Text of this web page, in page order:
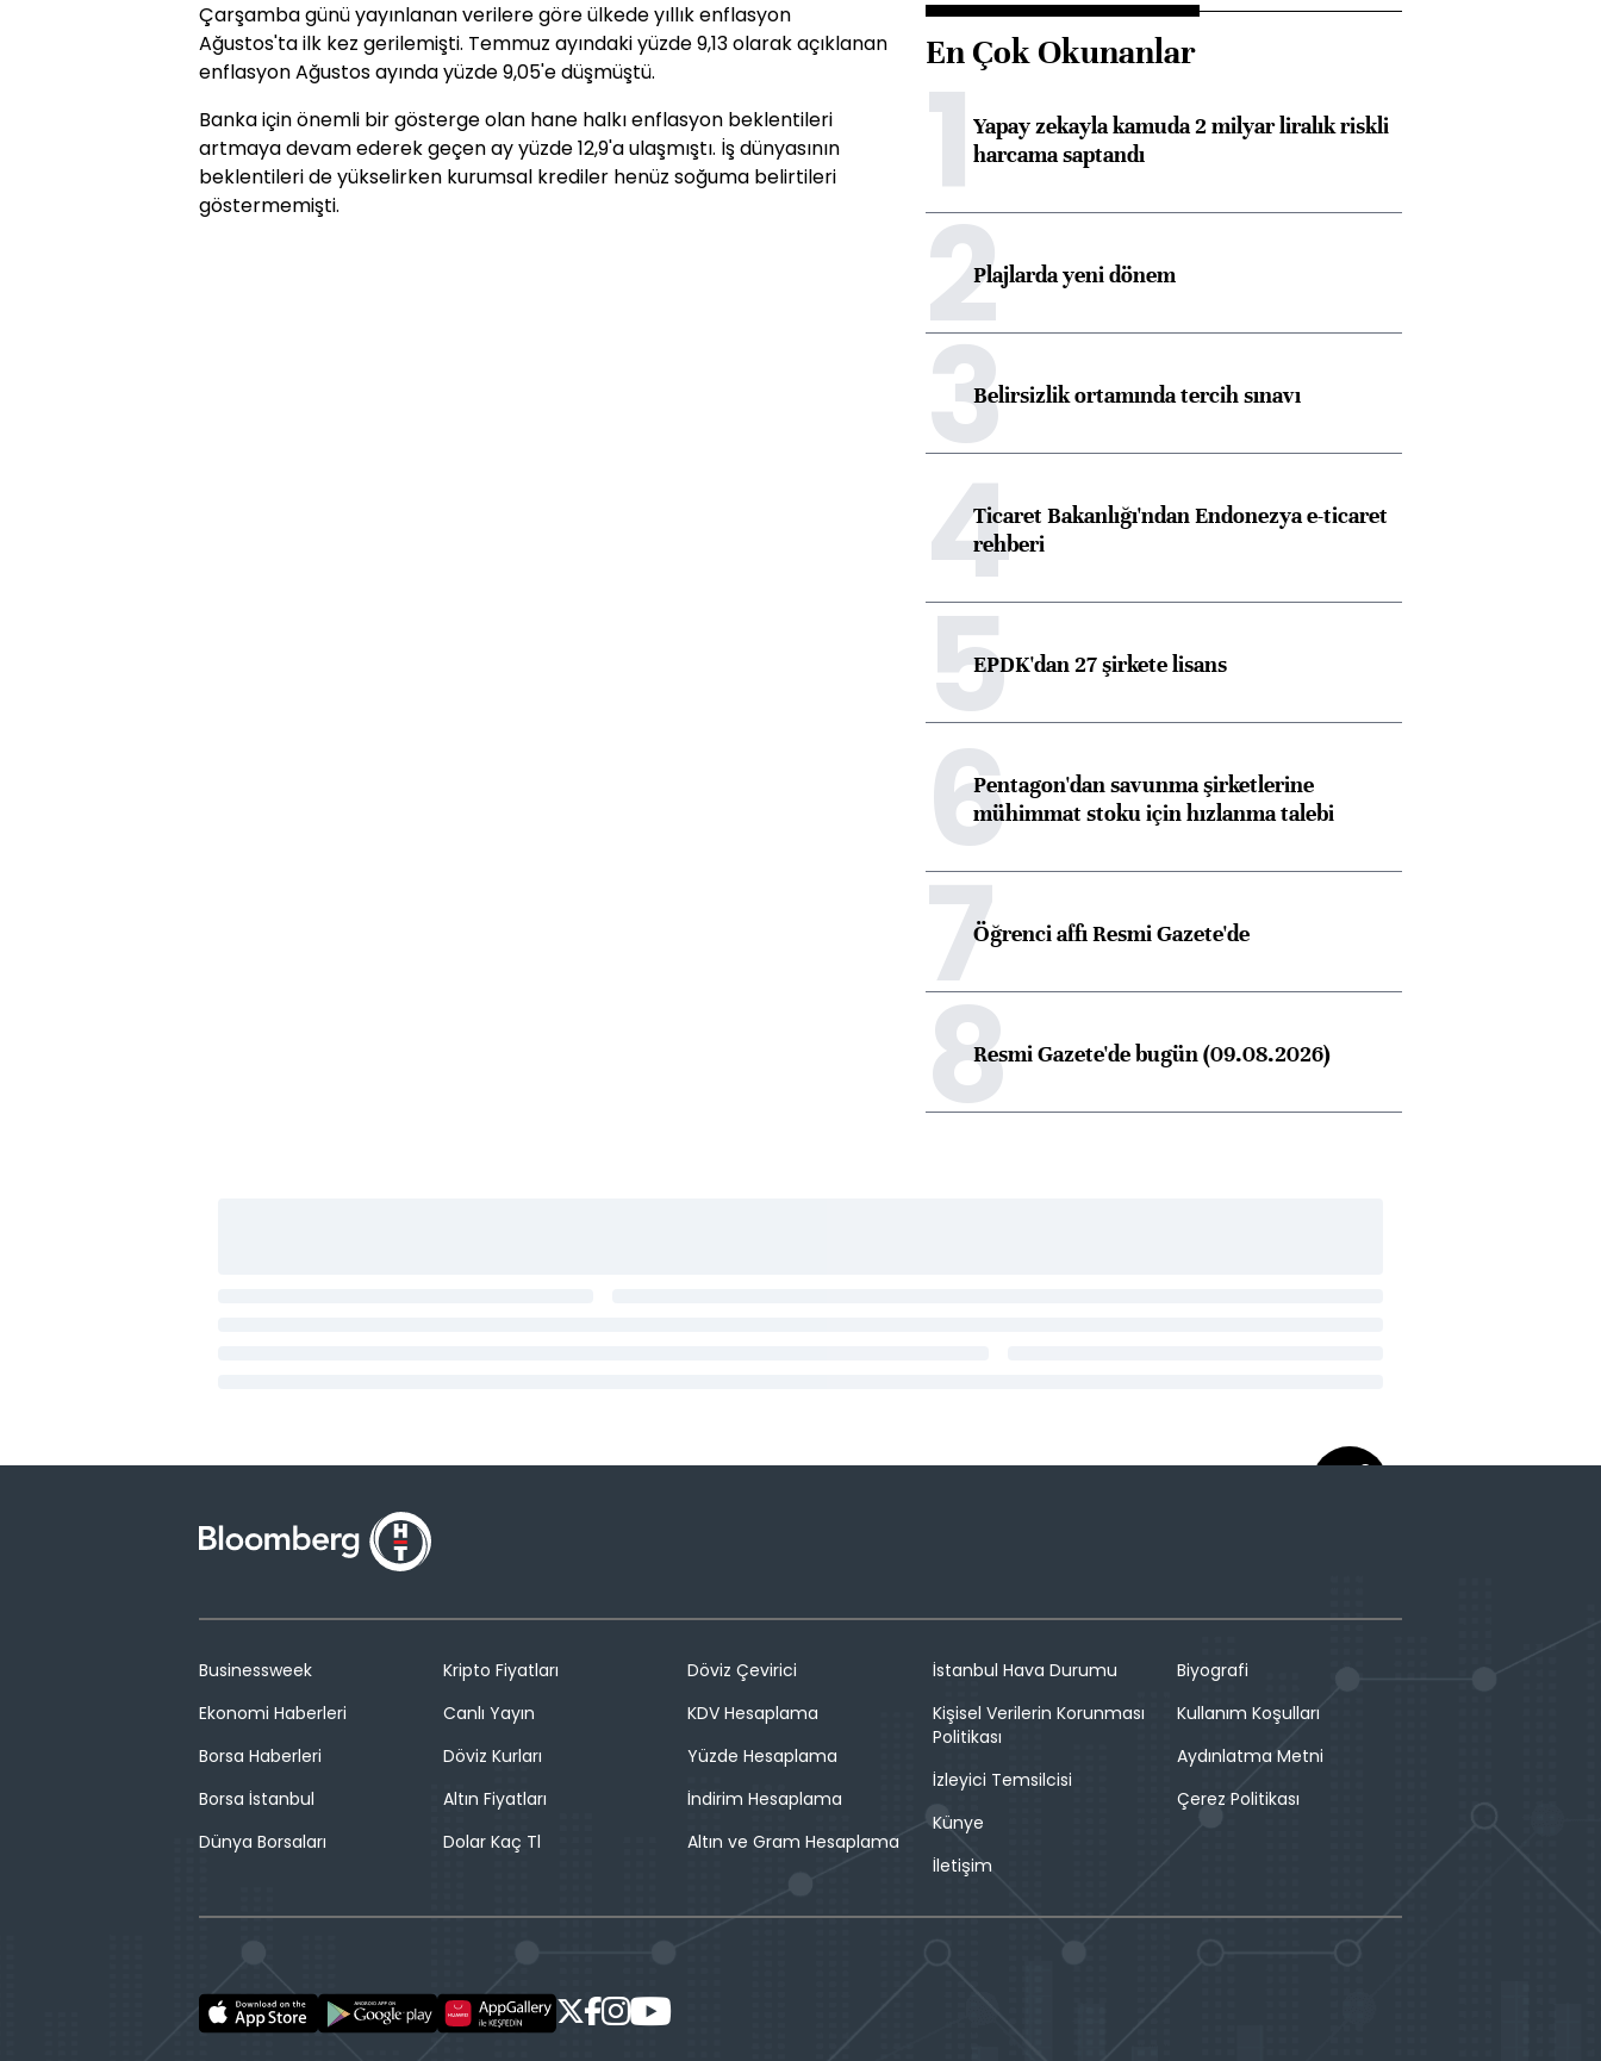
Çarşamba günü yayınlanan verilere göre ülkede yıllık enflasyon
Ağustos'ta ilk kez gerilemişti. Temmuz ayındaki yüzde 9,13 olarak açıklanan
enflasyon Ağustos ayında yüzde 9,05'e düşmüştü.
Banka için önemli bir gösterge olan hane halkı enflasyon beklentileri
artmaya devam ederek geçen ay yüzde 12,9'a ulaşmıştı. İş dünyasının
beklentileri de yükselirken kurumsal krediler henüz soğuma belirtileri
göstermemişti.
En Çok Okunanlar
1Yapay zekayla kamuda 2 milyar liralık riskli
harcama saptandı
2Plajlarda yeni dönem
3Belirsizlik ortamında tercih sınavı
4Ticaret Bakanlığı'ndan Endonezya e-ticaret
rehberi
5EPDK'dan 27 şirkete lisans
6Pentagon'dan savunma şirketlerine
mühimmat stoku için hızlanma talebi
7Öğrenci affı Resmi Gazete'de
8Resmi Gazete'de bugün (09.08.2026)
Businessweek
Ekonomi Haberleri
Borsa Haberleri
Borsa İstanbul
Dünya Borsaları
Kripto Fiyatları
Canlı Yayın
Döviz Kurları
Altın Fiyatları
Dolar Kaç Tl
Döviz Çevirici
KDV Hesaplama
Yüzde Hesaplama
İndirim Hesaplama
Altın ve Gram Hesaplama
İstanbul Hava Durumu
Kişisel Verilerin Korunması
Politikası
İzleyici Temsilcisi
Künye
İletişim
Biyografi
Kullanım Koşulları
Aydınlatma Metni
Çerez Politikası